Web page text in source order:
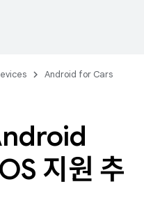
Android for Cars
지원 추